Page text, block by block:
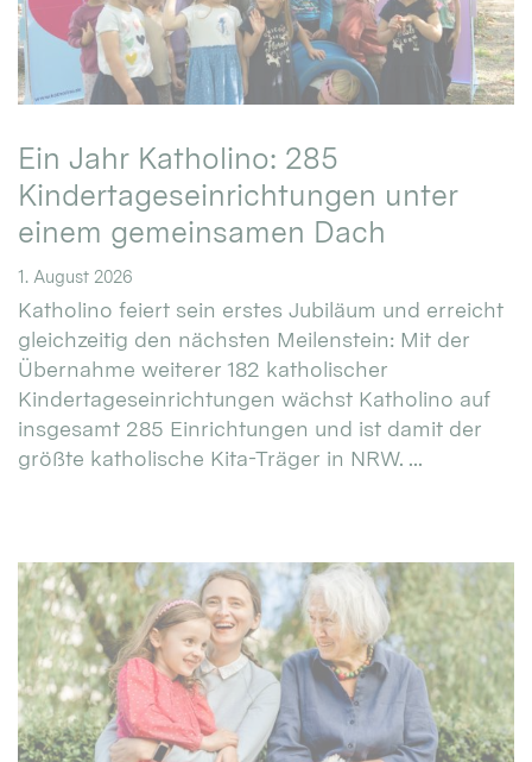
Ein Jahr Katholino: 285
Kindertageseinrichtungen unter
einem gemeinsamen Dach
1. August 2026
Katholino feiert sein erstes Jubiläum und erreicht
gleichzeitig den nächsten Meilenstein: Mit der
Übernahme weiterer 182 katholischer
Kindertageseinrichtungen wächst Katholino auf
insgesamt 285 Einrichtungen und ist damit der
größte katholische Kita-Träger in NRW. ...